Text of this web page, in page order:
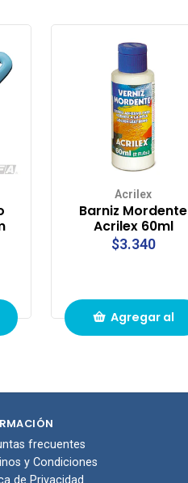
Acrilex
Barniz Mordente
Acrilex 60ml
$3.340
Agregar al
compras
frecuentes
y Condiciones